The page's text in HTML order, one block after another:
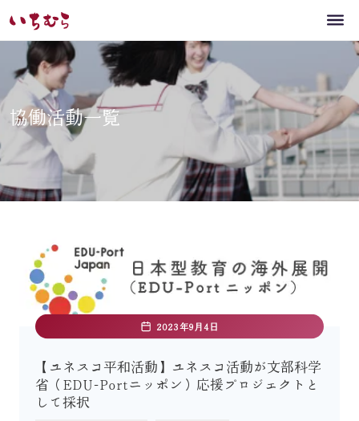
協働活動一覧
2023年9月4日
【ユネスコ平和活動】ユネスコ活動が文部科学
省（EDU-Portニッポン）応援プロジェクトと
して採択